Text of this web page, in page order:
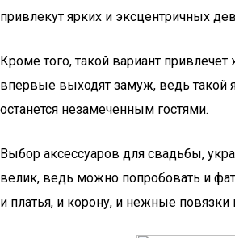
привлекут ярких и эксцентричных
Кроме того, такой вариант
впервые выходят замуж, ведь такой
останется незамеченным гостями.
Выбор аксессуаров для свадьбы,
велик, ведь можно попробовать и
и платья, и корону, и нежные повязки